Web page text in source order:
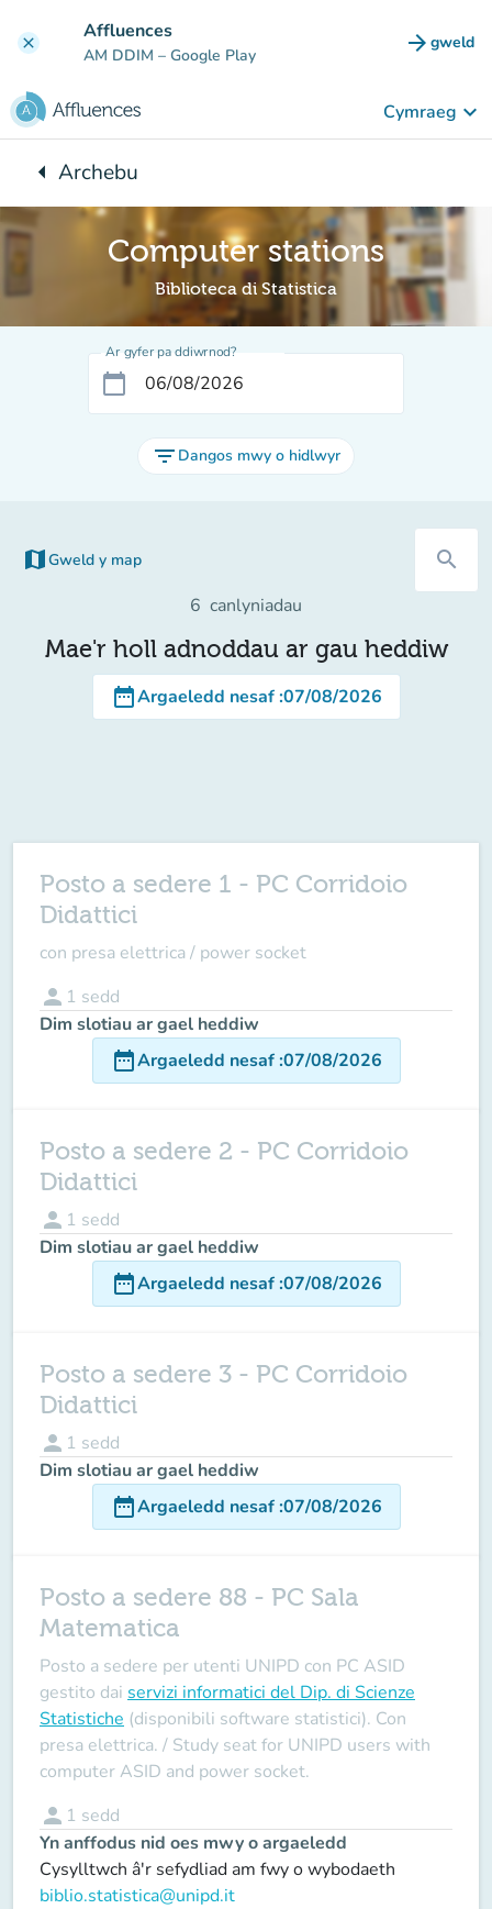
clear Affluences
AM DDIM – Google Play arrow_forward gweld
(tab
Cymraeg keyboard_arrow_down
arrow_leftYn ôl i:
Archebu
Computer stations
Biblioteca di Statistica
Ar gyfer pa ddiwrnod?
calendar_today
filter_list Dangos mwy o hidlwyr
map Gweld y map search
6 canlyniadau
Mae'r holl adnoddau ar gau heddiw
date_rangeArgaeledd nesaf:07/08/2026
Posto a sedere 1 - PC Corridoio
Didattici
con presa elettrica / power socket
person 1 sedd
Dim slotiau ar gael heddiw
date_rangeArgaeledd nesaf:07/08/2026
Posto a sedere 2 - PC Corridoio
Didattici
person 1 sedd
Dim slotiau ar gael heddiw
date_rangeArgaeledd nesaf:07/08/2026
Posto a sedere 3 - PC Corridoio
Didattici
person 1 sedd
Dim slotiau ar gael heddiw
date_rangeArgaeledd nesaf:07/08/2026
Posto a sedere 88 - PC Sala
Matematica
Posto a sedere per utenti UNIPD con PC ASID
gestito dai servizi informatici del Dip. di Scienze
Statistiche (disponibili software statistici). Con
presa elettrica. / Study seat for UNIPD users with
computer ASID and power socket.
person 1 sedd
Yn anffodus nid oes mwy o argaeledd
Cysylltwch â'r sefydliad am fwy o wybodaeth
biblio.statistica@unipd.it